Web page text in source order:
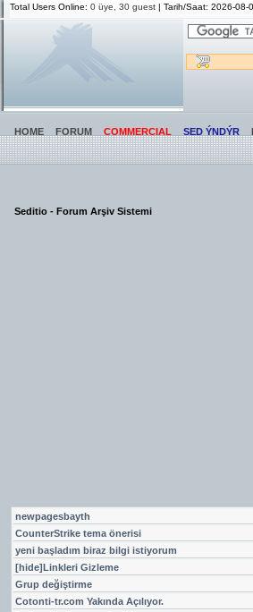
Total Users Online: 0 üye, 30 guest | Tarih/Saat: 2026-08-
HOME FORUM COMMERCIAL SED ÝNDÝR
Seditio - Forum Arşiv Sistemi
newpagesbayth
CounterStrike tema önerisi
yeni başladım biraz bilgi istiyorum
[hide]Linkleri Gizleme
Grup değiştirme
Cotonti-tr.com Yakında Açılıyor.